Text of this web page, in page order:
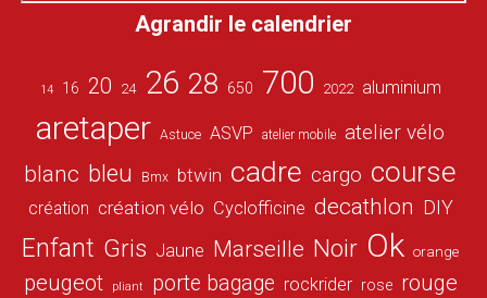
Agrandir le calendrier
14 16 20 24 26 28 650 700 2022 aluminium
aretaper Astuce ASVP atelier mobile atelier vélo
blanc bleu Bmx btwin cadre cargo course
création création vélo Cyclofficine decathlon DIY
Enfant Gris Jaune Marseille Noir Ok orange
peugeot pliant porte bagage rockrider rose rouge